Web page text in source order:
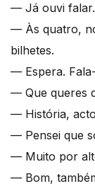
— Já ouvi
— Às quatro,
bilhetes.
— Espera.
— Que queres
— História,
— Pensei que
— Muito por
— Bom,